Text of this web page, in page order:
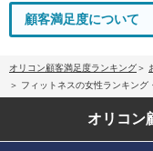
顧客満足度について
オリコン顧客満足度ランキング
フィットネスの女性ランキング
オリコン